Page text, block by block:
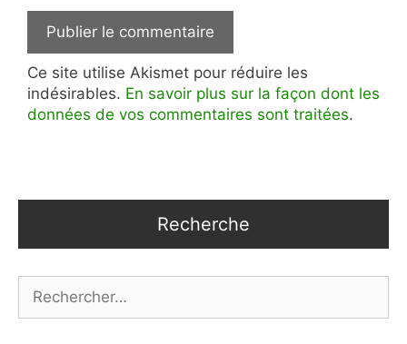
Ce site utilise Akismet pour réduire les
indésirables. En savoir plus sur la façon dont les
données de vos commentaires sont traitées.
Recherche